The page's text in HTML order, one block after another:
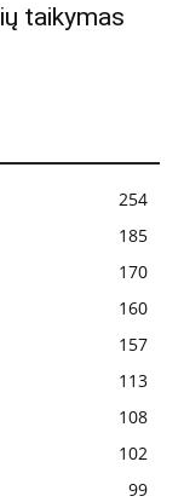
taikymas
254
185
170
160
157
113
108
102
99